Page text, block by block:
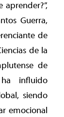
aprender?”,
Guerra,
de
de la
de
influido
siendo
emocional